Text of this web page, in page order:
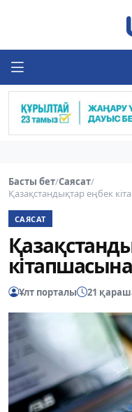
Басты бет/Саясат/
Қазақстандықтар еңбек
САЯСАТ
Ұлт порталы 21